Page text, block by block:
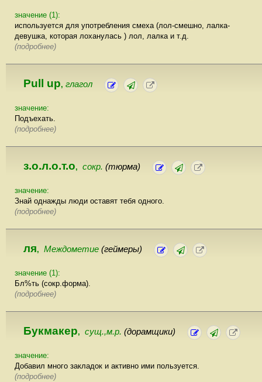
значение (1):
используется для употребления смеха (лол-смешно, лалка-
девушка, которая лоханулась ) лол, лалка и т.д.
(подробнее)
Pull up, глагол
значение:
Подъехать.
(подробнее)
з.о.л.о.т.о, сокр. (тюрма)
значение:
Знай однажды люди оставят тебя одного.
(подробнее)
ля, Междометие (геймеры)
значение (1):
Бл%ть (сокр.форма).
(подробнее)
Букмакер, сущ.,м.р. (дорамщики)
значение:
Добавил много закладок и активно ими пользуется.
(подробнее)